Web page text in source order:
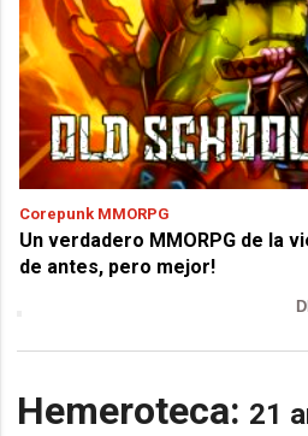
Corepunk MMORPG
Un verdadero MMORPG de la
de antes, pero mejor!
Hemeroteca: 21